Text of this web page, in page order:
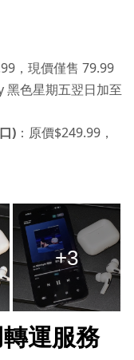
，現價僅售 79.99​​
黑色星期五翌日加至
) ：原價$249​​.99，
+3
運服務